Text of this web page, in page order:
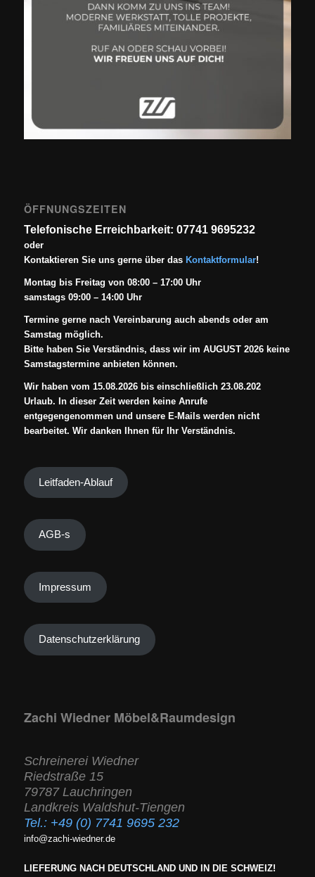
ÖFFNUNGSZEITEN
Telefonische Erreichbarkeit: 07741 9695232
oder
Kontaktieren Sie uns gerne über das Kontaktformular!
Montag bis Freitag von 08:00 – 17:00 Uhr
samstags 09:00 – 14:00 Uhr
Termine gerne nach Vereinbarung auch abends oder am
Samstag möglich.
Bitte haben Sie Verständnis, dass wir im AUGUST 2026 keine
Samstagstermine anbieten können.
Wir haben vom 15.08.2026 bis einschließlich 23.08.202
Urlaub. In dieser Zeit werden keine Anrufe
entgegengenommen und unsere E-Mails werden nicht
bearbeitet. Wir danken Ihnen für Ihr Verständnis.
Leitfaden-Ablauf
AGB-s
Impressum
Datenschutzerklärung
Zachi Wiedner Möbel&Raumdesign
Schreinerei Wiedner
Riedstraße 15
79787 Lauchringen
Landkreis Waldshut-Tiengen
Tel.: +49 (0) 7741 9695 232
info@zachi-wiedner.de
LIEFERUNG NACH DEUTSCHLAND UND IN DIE SCHWEIZ!